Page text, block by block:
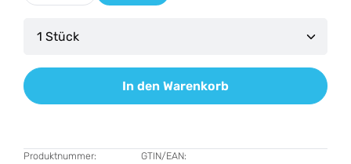
Produkt Anzahl: Gib den gewünschten Wert
In den Warenkorb
Produktnummer: GTIN/EAN: